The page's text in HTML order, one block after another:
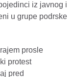
iz javnog i
u grupe podrske
prosle
protest
pred